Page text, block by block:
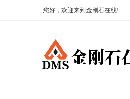
您好，欢迎来到金刚石在线!